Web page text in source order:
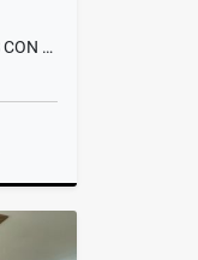
VENDO SUITE SECTOR PALMAS CON PERMISO HOTELERO